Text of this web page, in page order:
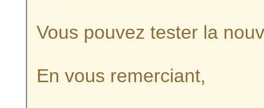
Vous pouvez tester la
En vous remerciant,